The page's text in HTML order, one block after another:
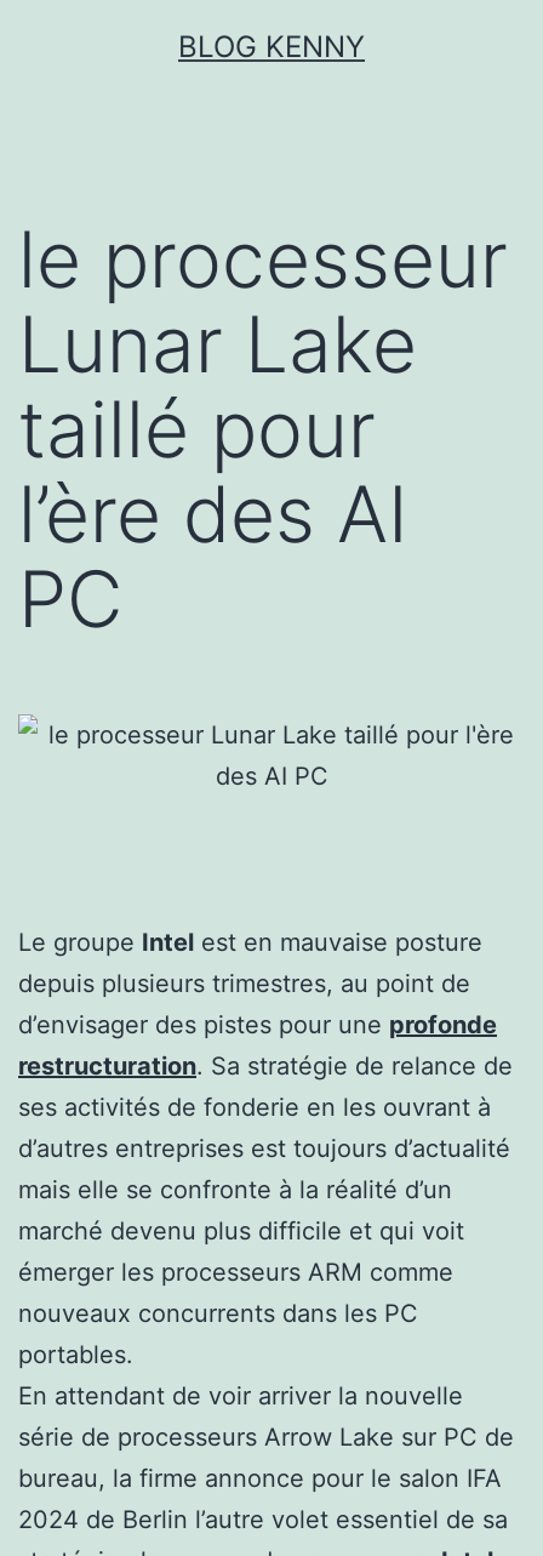
BLOG KENNY
le processeur
Lunar Lake
taillé pour
l’ère des AI
PC
Le groupe Intel est en mauvaise posture
depuis plusieurs trimestres, au point de
d’envisager des pistes pour une profonde
restructuration. Sa stratégie de relance de
ses activités de fonderie en les ouvrant à
d’autres entreprises est toujours d’actualité
mais elle se confronte à la réalité d’un
marché devenu plus difficile et qui voit
émerger les processeurs ARM comme
nouveaux concurrents dans les PC
portables.
En attendant de voir arriver la nouvelle
série de processeurs Arrow Lake sur PC de
bureau, la firme annonce pour le salon IFA
2024 de Berlin l’autre volet essentiel de sa